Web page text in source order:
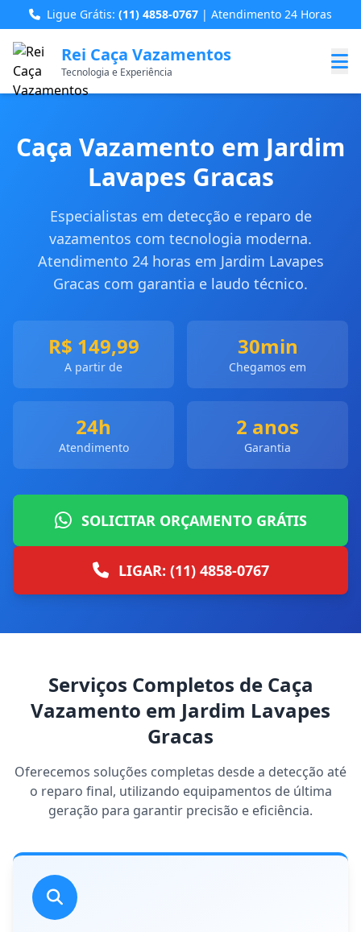
Ligue Grátis: (11) 4858-0767 | Atendimento 24 Horas
Rei Caça Vazamentos
Tecnologia e Experiência
Caça Vazamento em Jardim
Lavapes Gracas
Especialistas em detecção e reparo de
vazamentos com tecnologia moderna.
Atendimento 24 horas em Jardim Lavapes
Gracas com garantia e laudo técnico.
R$ 149,99
A partir de
30min
Chegamos em
24h
Atendimento
2 anos
Garantia
SOLICITAR ORÇAMENTO GRÁTIS
LIGAR: (11) 4858-0767
Serviços Completos de Caça
Vazamento em Jardim Lavapes
Gracas
Oferecemos soluções completas desde a detecção até
o reparo final, utilizando equipamentos de última
geração para garantir precisão e eficiência.